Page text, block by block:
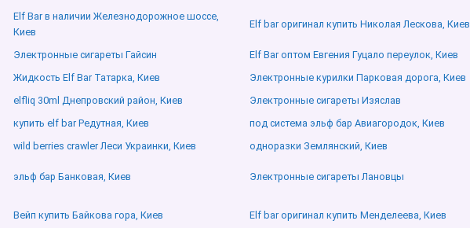
Elf Bar в наличии Железнодорожное шоссе,
Киев
Elf bar оригинал купить Николая Лескова, Киев
Электронные сигареты Гайсин Elf Bar оптом Евгения Гуцало переулок, Киев
Жидкость Elf Bar Татарка, Киев
Электронные курилки Парковая дорога, Киев
elfliq 30ml Днепровский район, Киев
Электронные сигареты Изяслав
купить elf bar Редутная, Киев
под система эльф бар Авиагородок, Киев
wild berries crawler Леси Украинки, Киев
одноразки Землянский, Киев
эльф бар Банковая, Киев Электронные сигареты Лановцы
Вейп купить Байкова гора, Киев Elf bar оригинал купить Менделеева, Киев